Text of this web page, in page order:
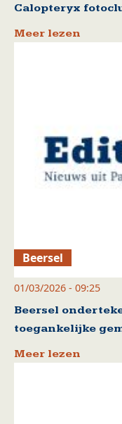
Calopteryx
Meer lezen
Beersel
01/03/2026 - 09:25
Beersel
toegankelijke
Meer lezen